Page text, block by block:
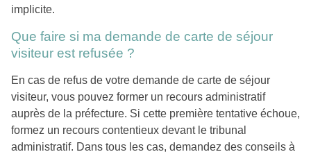
implicite.
Que faire si ma demande de carte de séjour
visiteur est refusée ?
En cas de refus de votre demande de carte de séjour
visiteur, vous pouvez former un recours administratif
auprès de la préfecture. Si cette première tentative échoue,
formez un recours contentieux devant le tribunal
administratif. Dans tous les cas, demandez des conseils à